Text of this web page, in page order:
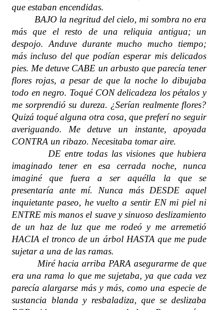
que estaban encendidas.
BAJO la negritud del cielo, mi sombra no era
más que el resto de una reliquia antigua; un
despojo. Anduve durante mucho mucho tiempo;
más incluso del que podían esperar mis delicados
pies. Me detuve CABE un arbusto que parecía tener
flores rojas, a pesar de que la noche lo dibujaba
todo en negro. Toqué CON delicadeza los pétalos y
me sorprendió su dureza. ¿Serían realmente flores?
Quizá toqué alguna otra cosa, que preferí no seguir
averiguando. Me detuve un instante, apoyada
CONTRA un ribazo. Necesitaba tomar aire.
DE entre todas las visiones que hubiera
imaginado tener en esa cerrada noche, nunca
imaginé que fuera a ser aquélla la que se
presentaría ante mí. Nunca más DESDE aquel
inquietante paseo, he vuelto a sentir EN mi piel ni
ENTRE mis manos el suave y sinuoso deslizamiento
de un haz de luz que me rodeó y me arremetió
HACIA el tronco de un árbol HASTA que me pude
sujetar a una de las ramas.
Miré hacia arriba PARA asegurarme de que
era una rama lo que me sujetaba, ya que cada vez
parecía alargarse más y más, como una especie de
sustancia blanda y resbaladiza, que se deslizaba